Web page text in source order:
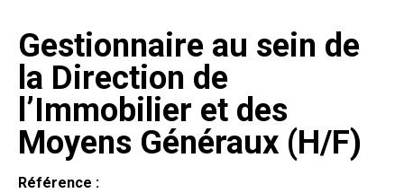
Gestionnaire au sein de
la Direction de
l’Immobilier et des
Moyens Généraux (H/F)
Référence :